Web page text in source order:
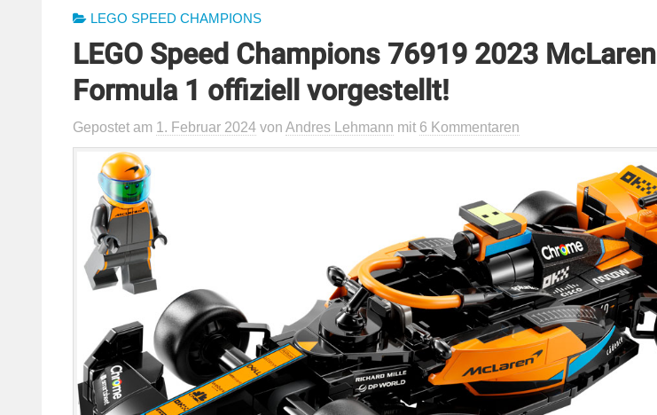
LEGO SPEED CHAMPIONS
LEGO Speed Champions 76919 2023 McLaren
Formula 1 offiziell vorgestellt!
Gepostet am 1. Februar 2024 von Andres Lehmann mit 6 Kommentaren